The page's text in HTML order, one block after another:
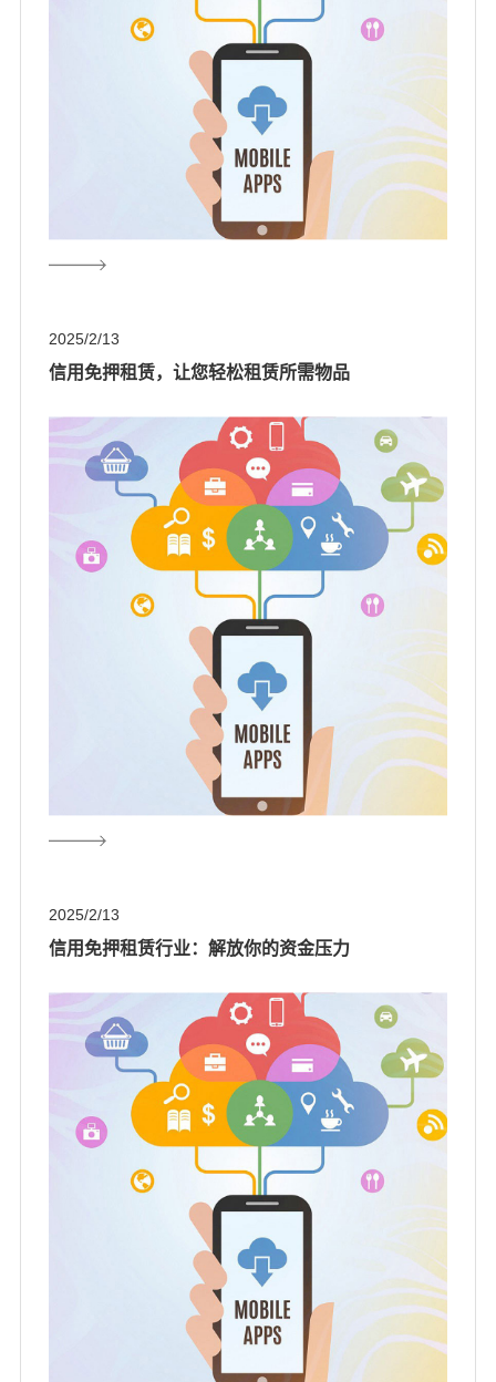
2025/2/13
信用免押租赁，让您轻松租赁所需物品
2025/2/13
信用免押租赁行业：解放你的资金压力